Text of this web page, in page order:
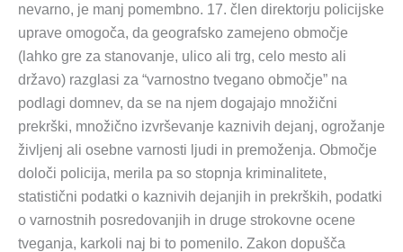
nevarno, je manj pomembno. 17. člen direktorju policijske
uprave omogoča, da geografsko zamejeno območje
(lahko gre za stanovanje, ulico ali trg, celo mesto ali
državo) razglasi za “varnostno tvegano območje” na
podlagi domnev, da se na njem dogajajo množični
prekrški, množično izvrševanje kaznivih dejanj, ogrožanje
življenj ali osebne varnosti ljudi in premoženja. Območje
določi policija, merila pa so stopnja kriminalitete,
statistični podatki o kaznivih dejanjih in prekrških, podatki
o varnostnih posredovanjih in druge strokovne ocene
tveganja, karkoli naj bi to pomenilo. Zakon dopušča